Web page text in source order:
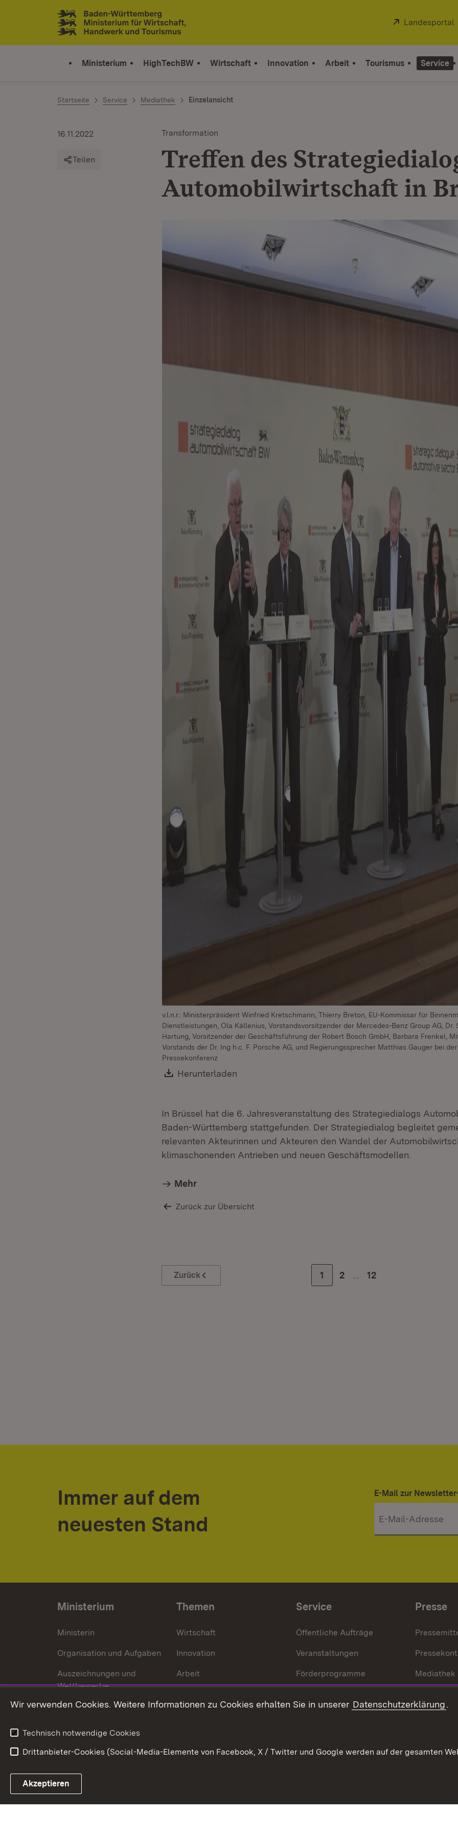
Zum Inhalt springen
Link zur Startseite
Extern:
Landesportal
Ministerium HighTechBW Wirtschaft Innovation Arbeit Tourismus Service
Startseite Service Mediathek Einzelansicht
Transformation
Treffen des
Automobilwirtschaft in
16.11.2022
Teilen
v.l.n.r.: Ministerpräsident Winfried Kretschmann, Thierry Breton, EU-Kommissar für
Dienstleistungen, Ola Källenius, Vorstandsvorsitzender der Mercedes-Benz Group AG, Dr.
Hartung, Vorsitzender der Geschäftsführung der Robert Bosch GmbH, Barbara Frenkel,
Vorstands der Dr. Ing h.c. F. Porsche AG, und Regierungssprecher Matthias Gauger bei der
Pressekonferenz
Download:
Herunterladen
In Brüssel hat die 6. Jahresveranstaltung des Strategiedialogs
Baden-Württemberg stattgefunden. Der Strategiedialog begleitet
relevanten Akteurinnen und Akteuren den Wandel der
klimaschonenden Antrieben und neuen Geschäftsmodellen.
Mehr
Zurück zur Übersicht
Zurück Zur Seite
1 Zur Seite
2 Zur letzten Seite
12
Immer auf dem
neuesten Stand
E-Mail zur
Ministerium
Ministerin
Organisation und Aufgaben
Auszeichnungen und
Wettbewerbe
Themen
Wirtschaft
Innovation
Arbeit
Service
Öffentliche Aufträge
Veranstaltungen
Förderprogramme
Presse
Mediathek
Link zum Landesportal
Wir verwenden Cookies. Weitere Informationen zu Cookies erhalten Sie in unserer Datenschutzerklärung.
Technisch notwendige Cookies
Drittanbieter-Cookies (Social-Media-Elemente von Facebook, X / Twitter und Google werden auf der gesamten
Akzeptieren